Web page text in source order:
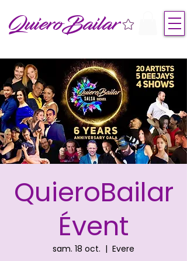
QuieroBailar
QuieroBailar
Évent
sam. 18 oct.
  |
Evere